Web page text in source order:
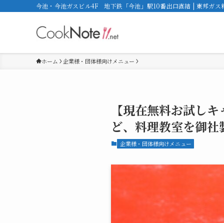
今池・今池ガスビル4F 地下鉄「今池」駅10番出口直結 | 東邦ガス
ホーム 企業様・団体様向けメニュー
【現在無料お試し
ど、料理教室を御
企業様・団体様向けメニュー